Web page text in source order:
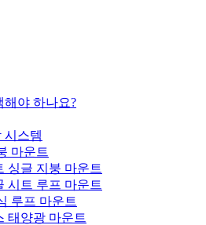
해야 하나요?
시스템
마운트
싱글 지붕 마운트
시트 루프 마운트
루프 마운트
태양광 마운트